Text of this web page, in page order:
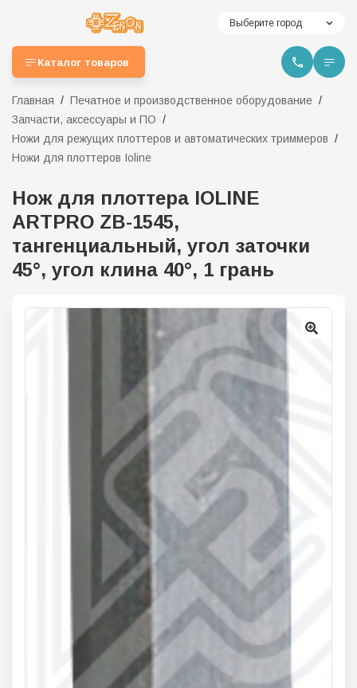
Выберите город
Каталог товаров
Главная
Печатное и производственное оборудование
Запчасти, аксессуары и ПО
Ножи для режущих плоттеров и автоматических триммеров
Ножи для плоттеров Ioline
Нож для плоттера IOLINE
ARTPRO ZB-1545,
тангенциальный, угол заточки
45°, угол клина 40°, 1 грань